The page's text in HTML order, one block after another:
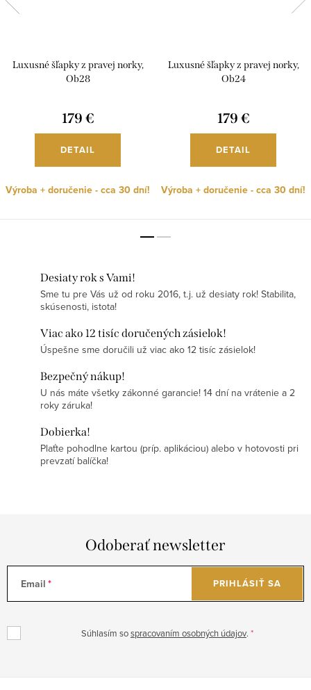
Luxusné šľapky z pravej norky,
Ob28
179 €
DETAIL
Výroba + doručenie - cca 30 dní!
Luxusné šľapky z pravej norky,
Ob24
179 €
DETAIL
Výroba + doručenie - cca 30 dní!
Desiaty rok s Vami!
Sme tu pre Vás už od roku 2016, t.j. už desiaty rok! Stabilita,
skúsenosti, istota!
Viac ako 12 tisíc doručených zásielok!
Úspešne sme doručili už viac ako 12 tisíc zásielok!
Bezpečný nákup!
U nás máte všetky zákonné garancie! 14 dní na vrátenie a 2
roky záruka!
Dobierka!
Plaťte pohodlne kartou (príp. aplikáciou) alebo v hotovosti pri
prevzatí balíčka!
Odoberať newsletter
Email
Súhlasím sospracovaním osobných údajov.
PRIHLÁSIŤ SA